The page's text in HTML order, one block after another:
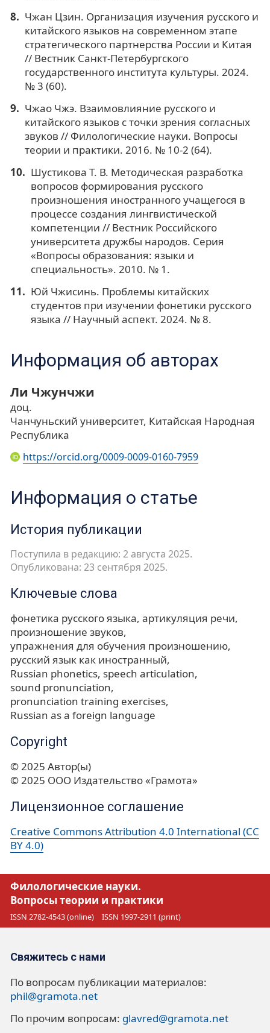
Чжан Цзин. Организация изучения русского и
китайского языков на современном этапе
стратегического партнерства России и Китая
// Вестник Санкт-Петербургского
государственного института культуры. 2024.
№ 3 (60).
Чжао Чжэ. Взаимовлияние русского и
китайского языков с точки зрения согласных
звуков // Филологические науки. Вопросы
теории и практики. 2016. № 10-2 (64).
Шустикова Т. В. Методическая разработка
вопросов формирования русского
произношения иностранного учащегося в
процессе создания лингвистической
компетенции // Вестник Российского
университета дружбы народов. Серия
«Вопросы образования: языки и
специальность». 2010. № 1.
Юй Чжисинь. Проблемы китайских
студентов при изучении фонетики русского
языка // Научный аспект. 2024. № 8.
Информация об авторах
Ли Чжунчжи
доц.
Чанчуньский университет, Китайская Народная
Республика
https://orcid.org/0009-0009-0160-7959
Информация о статье
История публикации
Поступила в редакцию: 2 августа 2025.
Опубликована: 23 сентября 2025.
Ключевые слова
фонетика русского языка артикуляция речи
произношение звуков
упражнения для обучения произношению
русский язык как иностранный
Russian phonetics speech articulation
sound pronunciation
pronunciation training exercises
Russian as a foreign language
Copyright
© 2025 Автор(ы)
© 2025 ООО Издательство «Грамота»
Лицензионное соглашение
Creative Commons Attribution 4.0 International (CC
BY 4.0)
Филологические науки.
Вопросы теории и практики
ISSN 2782-4543 (online) ISSN 1997-2911 (print)
Свяжитесь с нами
По вопросам публикации материалов:
phil@gramota.net
По прочим вопросам: glavred@gramota.net